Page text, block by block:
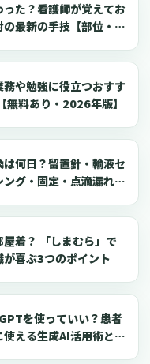
た？看護師が覚えてお
最新の手技【部位・
や勉強に役立つおすす
無料あり・2026年版】
何日？留置針・輸液セ
ング・固定・点滴漏れ対
着？ 「しまむら」で
喜ぶ3つのポイント
を使っていい？患者
える生成AI活用術とプ